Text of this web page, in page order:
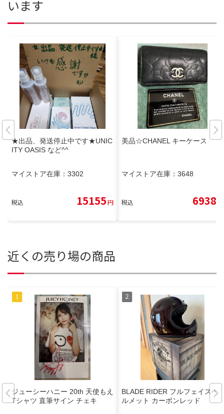
います
★出品、発送停止中です★UNIC
ITY OASIS など^^
マイストア在庫： 3302
税込 15155円
美品☆CHANEL キーケース
マイストア在庫： 3648
税込 6938
近くの売り場の商品
ジューシーハニー 20th 天使もえ
Tシャツ 直筆サイン チェキ
BLADE RIDER フルフェイスヘ
ルメット カーボンレッド